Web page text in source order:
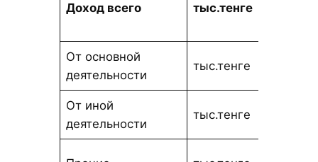
Доход всего тыс.тенге
От основной
деятельности
тыс.тенге
От иной
деятельности
тыс.тенге